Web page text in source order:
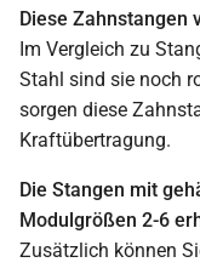
Diese Zahnstangen
Im Vergleich zu
Stahl sind sie noch
sorgen diese
Kraftübertragung.
Die Stangen mit
Modulgrößen 2-6
Zusätzlich können